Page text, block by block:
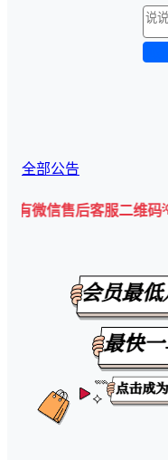
全部公告
后客服二维码💡